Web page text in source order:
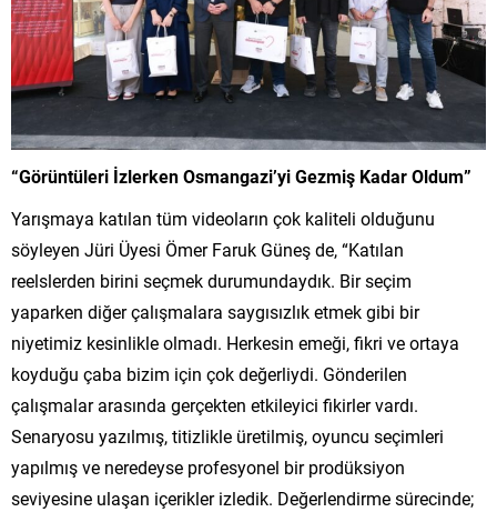
“Görüntüleri İzlerken Osmangazi’yi Gezmiş Kadar Oldum”
Yarışmaya katılan tüm videoların çok kaliteli olduğunu
söyleyen Jüri Üyesi Ömer Faruk Güneş de, “Katılan
reelslerden birini seçmek durumundaydık. Bir seçim
yaparken diğer çalışmalara saygısızlık etmek gibi bir
niyetimiz kesinlikle olmadı. Herkesin emeği, fikri ve ortaya
koyduğu çaba bizim için çok değerliydi. Gönderilen
çalışmalar arasında gerçekten etkileyici fikirler vardı.
Senaryosu yazılmış, titizlikle üretilmiş, oyuncu seçimleri
yapılmış ve neredeyse profesyonel bir prodüksiyon
seviyesine ulaşan içerikler izledik. Değerlendirme sürecinde;